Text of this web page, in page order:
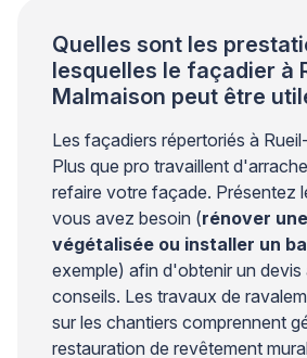
Quelles sont les
lesquelles le façadier à
Malmaison peut être
Les façadiers répertoriés à
Plus que pro travaillent
refaire votre façade. Présentez
vous avez besoin (rénover
végétalisée ou installer un
exemple) afin d'obtenir un devis
conseils. Les travaux de
sur les chantiers comprennent
restauration de revêtement